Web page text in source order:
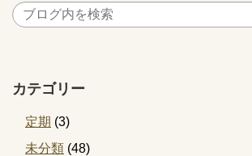
カテゴリー
定期 (3)
未分類 (48)